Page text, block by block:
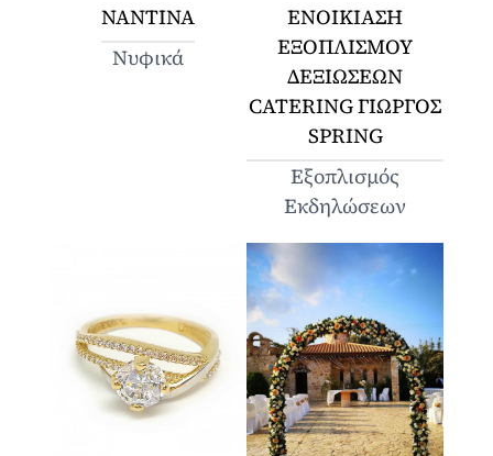
ΝΑΝΤΙΝΑ
Νυφικά
ΕΝΟΙΚΙΑΣΗ
ΕΞΟΠΛΙΣΜΟΥ
ΔΕΞΙΩΣΕΩΝ
CATERING ΓΙΩΡΓΟΣ
SPRING
Εξοπλισμός
Εκδηλώσεων